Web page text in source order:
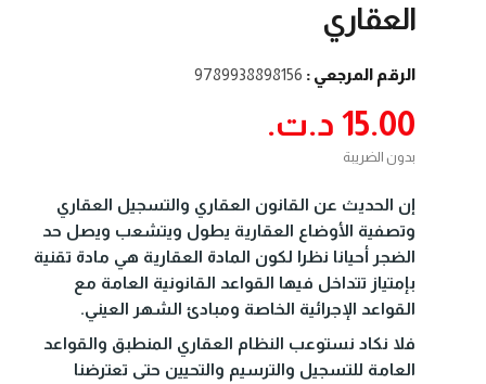
العقاري
الرقم المرجعي : 9789938898156
15.00 د.ت.‏
بدون الضريبة
إن الحديث عن القانون العقاري والتسجيل العقاري
وتصفية الأوضاع العقارية يطول ويتشعب ويصل حد
الضجر أحيانا نظرا لكون المادة العقارية هي مادة تقنية
بإمتياز تتداخل فيها القواعد القانونية العامة مع
القواعد الإجرائية الخاصة ومبادئ الشهر العيني.
فلا نكاد نستوعب النظام العقاري المنطبق والقواعد
العامة للتسجيل والترسيم والتحيين حتى تعترضنا